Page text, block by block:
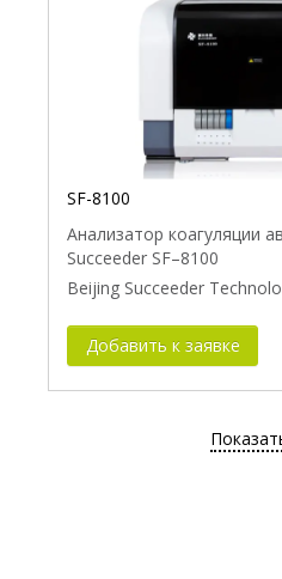
SF-8100
Анализатор коагуляции
Succeeder SF–8100
Beijing Succeeder
Добавить к заявке